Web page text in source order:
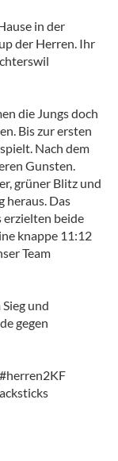
in der
der Herren. Ihr
die Jungs doch
Bis zur ersten
Nach dem
Gunsten.
grüner Blitz und
heraus. Das
erzielten beide
knappe 11:12
Team
und
gegen